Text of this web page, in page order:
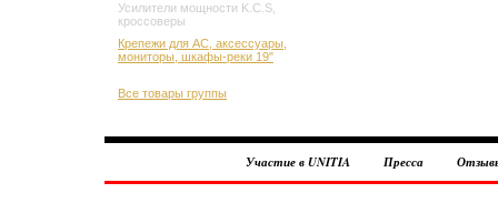
Усилители мощности K.C.S,
кроссоверы
Крепежи для АС, аксессуары,
мониторы, шкафы-реки 19"
Все товары группы
Участие в UNITIA Пресса